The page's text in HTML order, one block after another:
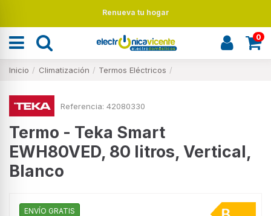
Renueva tu hogar
0
Inicio Climatización Termos Eléctricos
Referencia: 42080330
Termo - Teka Smart
EWH80VED, 80 litros, Vertical,
Blanco
ENVÍO GRATIS